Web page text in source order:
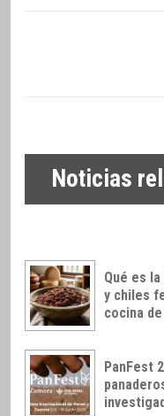
Noticias
Qué es
y chiles
cocina
PanFest